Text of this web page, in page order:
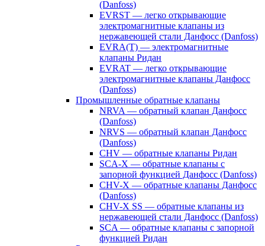
(Danfoss)
EVRST — легко открывающие
электромагнитные клапаны из
нержавеющей стали Данфосс (Danfoss)
EVRA(T) — электромагнитные
клапаны Ридан
EVRAT — легко открывающие
электромагнитные клапаны Данфосс
(Danfoss)
Промышленные обратные клапаны
NRVA — обратный клапан Данфосс
(Danfoss)
NRVS — обратный клапан Данфосс
(Danfoss)
CHV — обратные клапаны Ридан
SCA-X — обратные клапаны с
запорной функцией Данфосс (Danfoss)
CHV-X — обратные клапаны Данфосс
(Danfoss)
CHV-X SS — обратные клапаны из
нержавеющей стали Данфосс (Danfoss)
SCA — обратные клапаны с запорной
функцией Ридан